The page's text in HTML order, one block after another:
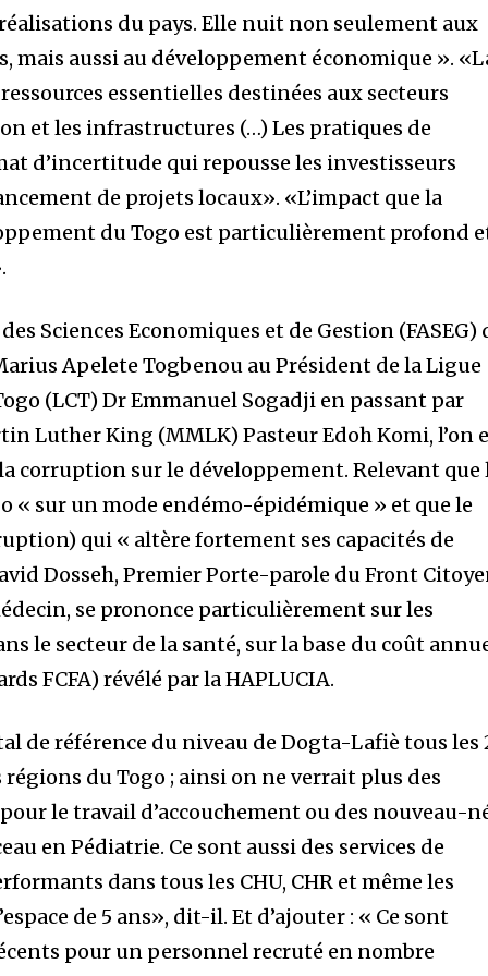
du pays. Elle nuit non seulement aux
mais aussi au développement économique ».
essentielles destinées aux secteurs
et les infrastructures (…) Les pratiques de
d’incertitude qui repousse les investisseurs
de projets locaux». «L’impact que la
du Togo est particulièrement profond
Sciences Economiques et de Gestion (FASEG)
Apelete Togbenou au Président de la Ligue
(LCT) Dr Emmanuel Sogadji en passant par
Luther King (MMLK) Pasteur Edoh Komi, l’on
corruption sur le développement. Relevant que
« sur un mode endémo-épidémique » et que le
qui « altère fortement ses capacités de
Dosseh, Premier Porte-parole du Front
se prononce particulièrement sur les
le secteur de la santé, sur la base du coût
FCFA) révélé par la HAPLUCIA.
de référence du niveau de Dogta-Lafiè tous les
du Togo ; ainsi on ne verrait plus des
le travail d’accouchement ou des nouveau-
en Pédiatrie. Ce sont aussi des services de
dans tous les CHU, CHR et même les
de 5 ans», dit-il. Et d’ajouter : « Ce sont
pour un personnel recruté en nombre